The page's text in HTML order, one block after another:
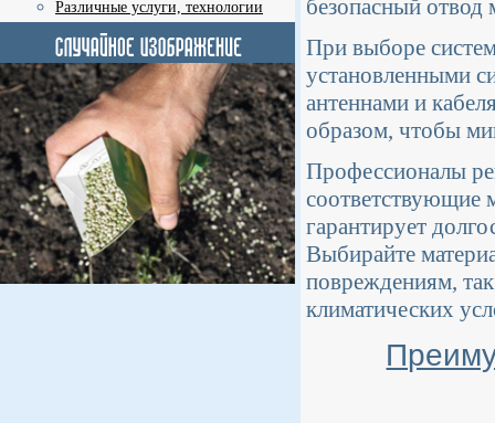
Различные услуги, технологии
безопасный отвод
При выборе
установленными
антеннами и
образом, чтобы
Профессионалы
соответствующие
гарантирует
Выбирайте
повреждениям,
климатических